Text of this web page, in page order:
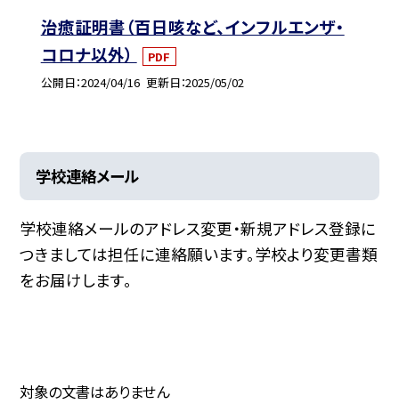
治癒証明書（百日咳など、インフルエンザ・
コロナ以外）
PDF
公開日 2024/04/16 更新日 2025/05/02
学校連絡メール
学校連絡メールのアドレス変更・新規アドレス登録に
つきましては担任に連絡願います。学校より変更書類
をお届けします。
対象の文書はありません